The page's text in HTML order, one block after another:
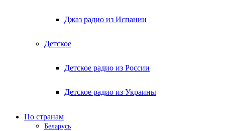
Джаз радио из Испании
Детское
Детское радио из России
Детское радио из Украины
По странам
Беларусь